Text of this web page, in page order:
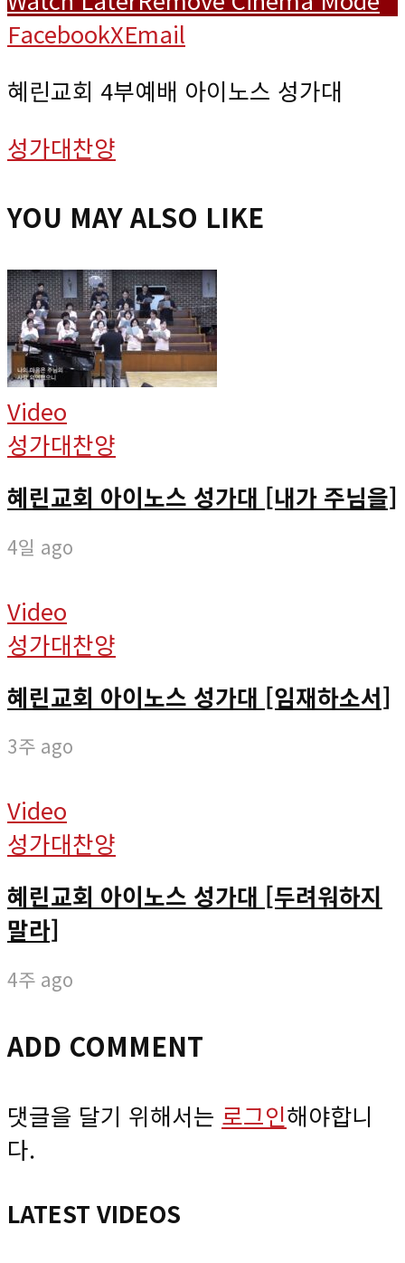
FacebookXEmail
혜린교회 4부예배 아이노스 성가대
성가대찬양
YOU MAY ALSO LIKE
Video
성가대찬양
혜린교회 아이노스 성가대 [내가 주님을]
4일 ago
Video
성가대찬양
혜린교회 아이노스 성가대 [임재하소서]
3주 ago
Video
성가대찬양
혜린교회 아이노스 성가대 [두려워하지
말라]
4주 ago
ADD COMMENT
댓글을 달기 위해서는 로그인해야합니
다.
LATEST VIDEOS